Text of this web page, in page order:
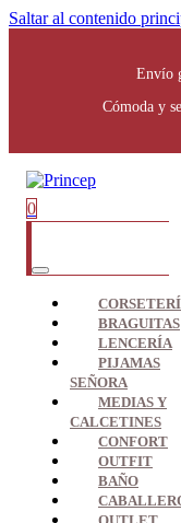
Saltar al contenido
Envío
Cómoda y
0
BRAGUITAS
LENCERÍA
PIJAMAS
SEÑORA
MEDIAS Y
CALCETINES
CONFORT
OUTFIT
BAÑO